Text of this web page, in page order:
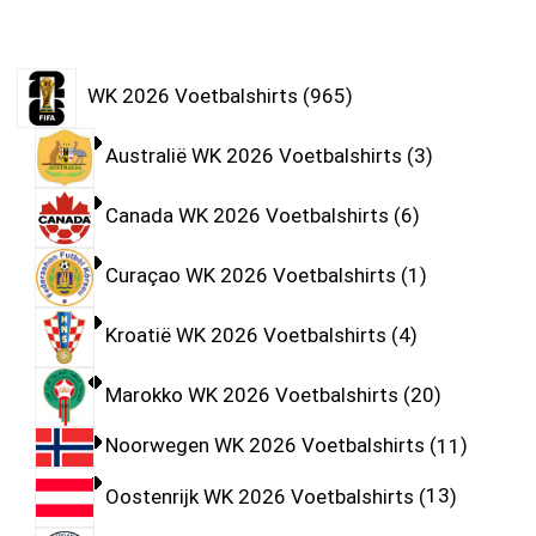
WK 2026 Voetbalshirts 965
Australië WK 2026 Voetbalshirts 3
Canada WK 2026 Voetbalshirts 6
Curaçao WK 2026 Voetbalshirts 1
Kroatië WK 2026 Voetbalshirts 4
Marokko WK 2026 Voetbalshirts 20
Noorwegen WK 2026 Voetbalshirts 11
Oostenrijk WK 2026 Voetbalshirts 13